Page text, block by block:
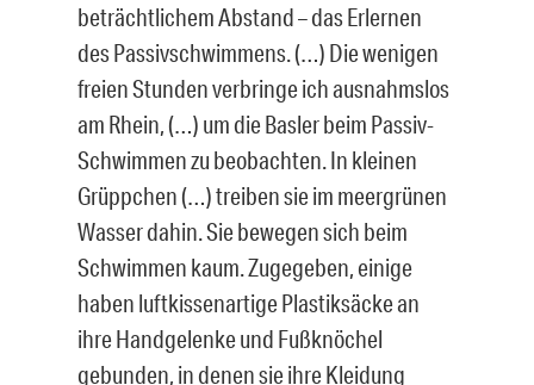
beträchtlichem Abstand – das Erlernen
des Passivschwimmens. (…) Die wenigen
freien Stunden verbringe ich ausnahmslos
am Rhein, (…) um die Basler beim Passiv-
Schwimmen zu beobachten. In kleinen
Grüppchen (…) treiben sie im meergrünen
Wasser dahin. Sie bewegen sich beim
Schwimmen kaum. Zugegeben, einige
haben luftkissenartige Plastiksäcke an
ihre Handgelenke und Fußknöchel
gebunden, in denen sie ihre Kleidung